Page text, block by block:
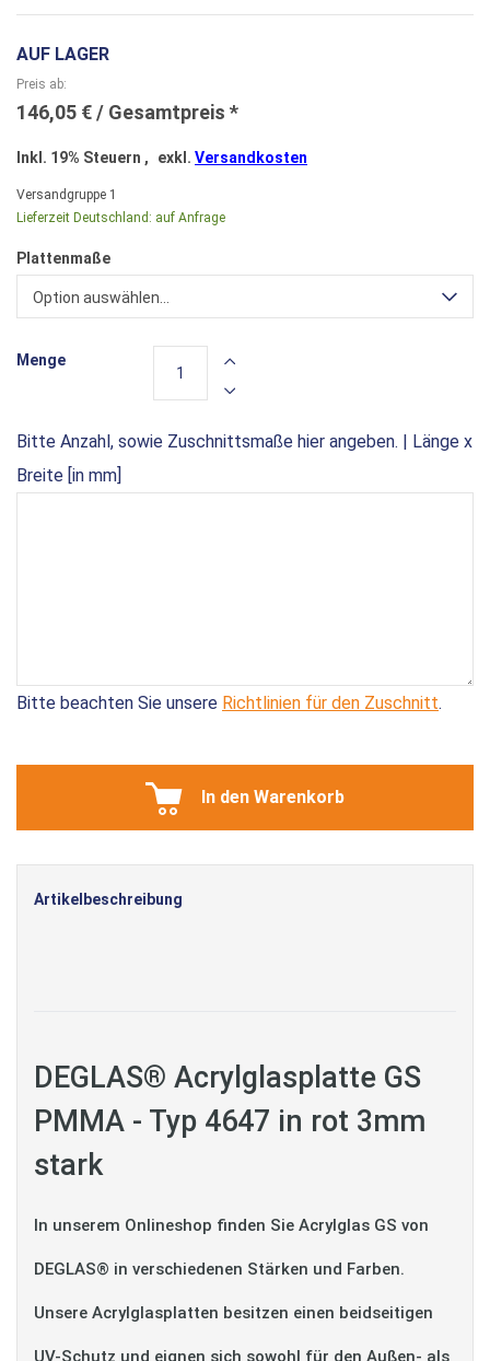
AUF LAGER
Preis ab
146,05 €
Inkl. 19% Steuern , exkl. Versandkosten
Versandgruppe 1
Lieferzeit Deutschland: auf Anfrage
Plattenmaße
Option auswählen...
Bitte Anzahl, sowie Zuschnittsmaße hier angeben. | Länge x
Breite [in mm]
Bitte beachten Sie unsere Richtlinien für den Zuschnitt.
Menge
In den Warenkorb
Artikelbeschreibung
DEGLAS® Acrylglasplatte GS
PMMA - Typ 4647 in rot 3mm
stark
In unserem Onlineshop finden Sie Acrylglas GS von
DEGLAS® in verschiedenen Stärken und Farben.
Unsere Acrylglasplatten besitzen einen beidseitigen
UV-Schutz und eignen sich sowohl für den Außen- als